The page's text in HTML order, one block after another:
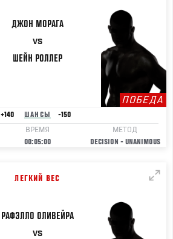
ДЖОН МОРАГА
VS
ШЕЙН РОЛЛЕР
ПОБЕДА
+140 ШАНСЫ
-150
ВРЕМЯ
00:05:00
МЕТОД
DECISION - UNANIMOUS
ЛЕГКИЙ ВЕС
РАФЭЛЛО ОЛИВЕЙРА
VS